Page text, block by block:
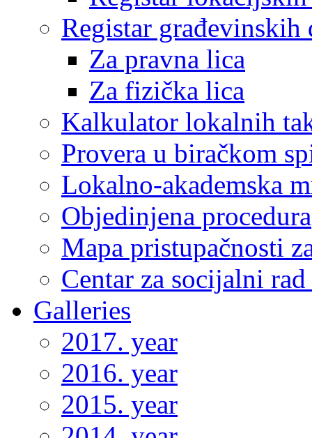
Registar građevinskih
Za pravna lica
Za fizička lica
Kalkulator lokalnih
Provera u biračkom
Lokalno-akademska
Objedinjena procedura
Mapa pristupačnosti
Centar za socijalni
Galleries
2017. year
2016. year
2015. year